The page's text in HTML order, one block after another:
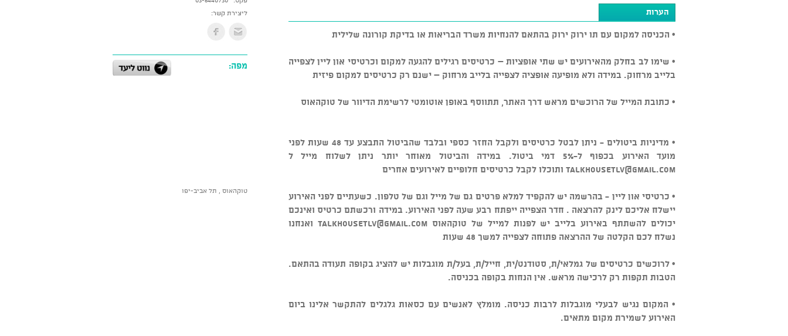
הערות
• הכניסה למקום עם תו ירוק ירוק בהתאם להנחיות משרד הבריאות או בדיקת קורונה שלילית
• שימו לב בחלק מהאירועים יש שתי אופציות – כרטיסים רגילים להגעה למקום וכרטיסי און ליין לצפייה
בלייב מרחוק. במידה ולא מופיעה אופציה לצפייה בלייב מרחוק – ישנם רק כרטיסים למקום פיזית
• כתובת המייל של הרוכשים מראש דרך האתר, תתווסף באופן אוטומטי לרשימת הדיוור של טוקהאוס
• מדיניות ביטולים - ניתן לבטל כרטיסים ולקבל החזר כספי ובלבד שהביטול התבצע עד 48 שעות לפני
מועד האירוע בכפוף ל-5% דמי ביטול. במידה והביטול מאוחר יותר ניתן לשלוח מייל ל
talkhousetlv@gmail.com ותוכלו לקבל כרטיסים חלופיים לאירועים אחרים
• כרטיסי און ליין - בהרשמה יש להקפיד למלא פרטים גם של מייל וגם של טלפון. כשעתיים לפני האירוע
יישלח אליכם לינק להרצאה . חדר הצפייה ייפתח רבע שעה לפני האירוע. במידה ורכשתם כרטיס ואינכם
יכולים להשתתף באירוע בלייב יש לפנות למייל של טוקהאוסtalkhousetlv@gmail.com ואנחנו
נשלח לכם הקלטה של ההרצאה פתוחה לצפייה למשך 48 שעות
• לרוכשים כרטיסים של גמלאי/ת, סטודנט/ית, חייל/ת, בעל/ת מוגבלות יש להציג בקופה תעודה בהתאם.
הטבות תקפות רק לרכישה מראש. אין הנחות בקופה בכניסה.
• המקום נגיש לבעלי מוגבלות לרבות כניסה. מומלץ לאנשים עם כסאות גלגלים להתקשר אלינו ביום
האירוע לשמירת מקום מתאים.
ליצירת קשר:
מפה:
טוקהאוס , תל אביב-יפו